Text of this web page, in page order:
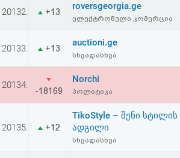
20132. +13
roversgeorgia.ge
ელექტრონული კომერცია
20133. +13
auctioni.ge
სხვადასხვა
20134.
-18169
Norchi
პოლიტიკა
20135. +12
TikoStyle – შენი სტილის
ადგილი
სხვადასხვა